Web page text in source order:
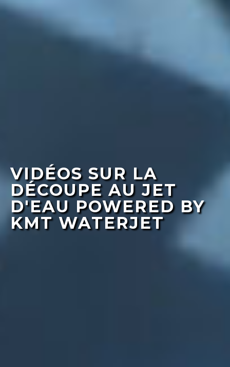
VIDÉOS SUR LA
DÉCOUPE AU JET
D'EAU POWERED BY
KMT WATERJET